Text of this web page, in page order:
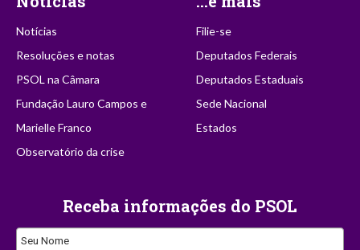
Notícias
Resoluções e notas
PSOL na Câmara
Fundação Lauro Campos e
Marielle Franco
Observatório da crise
Filie-se
Deputados Federais
Deputados Estaduais
Sede Nacional
Estados
Receba informações do PSOL
Company
Seu Nome